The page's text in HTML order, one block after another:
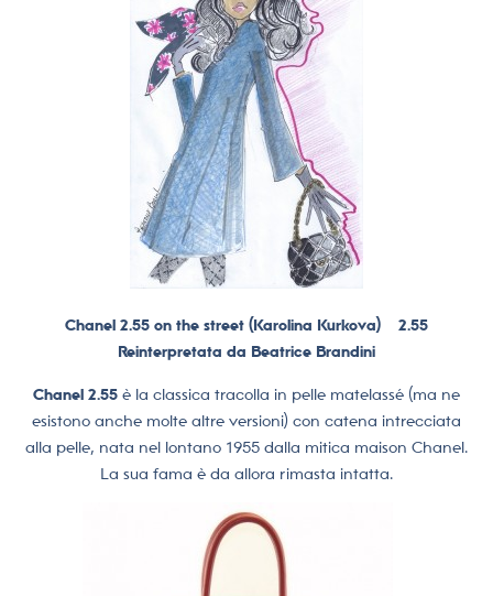
Chanel 2.55 on the street (Karolina Kurkova) 2.55
Reinterpretata da Beatrice Brandini
Chanel 2.55 è la classica tracolla in pelle matelassé (ma ne
esistono anche molte altre versioni) con catena intrecciata
alla pelle, nata nel lontano 1955 dalla mitica maison Chanel.
La sua fama è da allora rimasta intatta.